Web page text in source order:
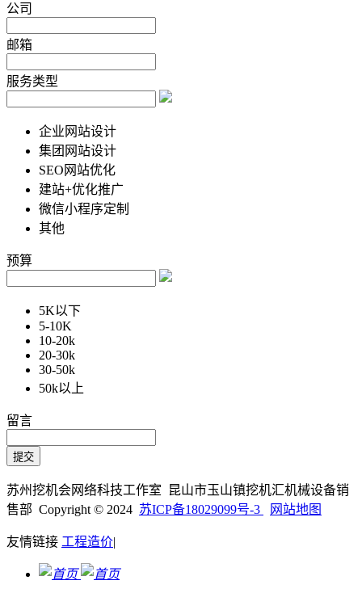
公司
邮箱
服务类型
企业网站设计
集团网站设计
SEO网站优化
建站+优化推广
微信小程序定制
其他
预算
5K以下
5-10K
10-20k
20-30k
30-50k
50k以上
留言
苏州挖机会网络科技工作室 昆山市玉山镇挖机汇机械设备销
售部 Copyright © 2024 苏ICP备18029099号-3 网站地图
友情链接 工程造价|